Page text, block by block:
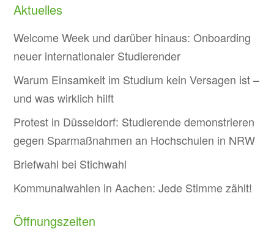
Aktuelles
Welcome Week und darüber hinaus: Onboarding
neuer internationaler Studierender
Warum Einsamkeit im Studium kein Versagen ist –
und was wirklich hilft
Protest in Düsseldorf: Studierende demonstrieren
gegen Sparmaßnahmen an Hochschulen in NRW
Briefwahl bei Stichwahl
Kommunalwahlen in Aachen: Jede Stimme zählt!
Öffnungszeiten